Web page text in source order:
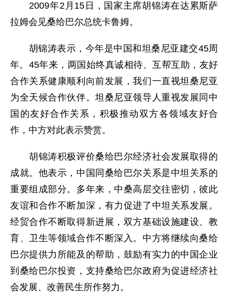
2009年2月15日，国家主席胡锦涛在达累斯萨
拉姆会见桑给巴尔总统卡鲁姆。
胡锦涛表示，今年是中国和坦桑尼亚建交45周
年。45年来，两国始终真诚相待、互帮互助，友好
合作关系健康顺利向前发展，我们一直视坦桑尼亚
为全天候合作伙伴。坦桑尼亚领导人重视发展同中
国的友好合作关系，积极推动双方各领域友好合
作，中方对此表示赞赏。
胡锦涛积极评价桑给巴尔经济社会发展取得的
成就。他表示，中国同桑给巴尔关系是中坦关系的
重要组成部分。多年来，中桑高层交往密切，彼此
友谊和合作不断加深，有力促进了中坦关系发展。
经贸合作不断取得新进展，双方基础设施建设、教
育、卫生等领域合作不断深入。中方将继续向桑给
巴尔提供力所能及的帮助，鼓励有实力的中国企业
到桑给巴尔投资，支持桑给巴尔政府为促进经济社
会发展、改善民生所作努力。